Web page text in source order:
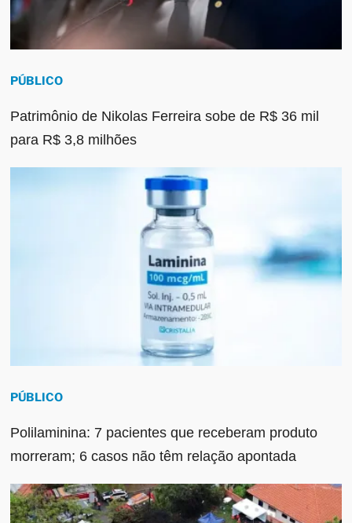
PÚBLICO
Patrimônio de Nikolas Ferreira sobe de R$ 36 mil
para R$ 3,8 milhões
PÚBLICO
Polilaminina: 7 pacientes que receberam produto
morreram; 6 casos não têm relação apontada